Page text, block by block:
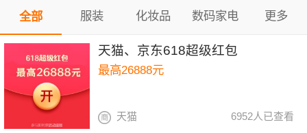
全部 服装 化妆品 数码家电 更多
天猫、京东618超级红包
最高26888元
6952人已查看
天猫